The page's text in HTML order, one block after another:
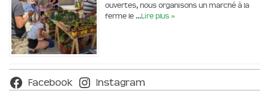
ouvertes, nous organisons un marché à la
ferme le …Lire plus »
Facebook Instagram